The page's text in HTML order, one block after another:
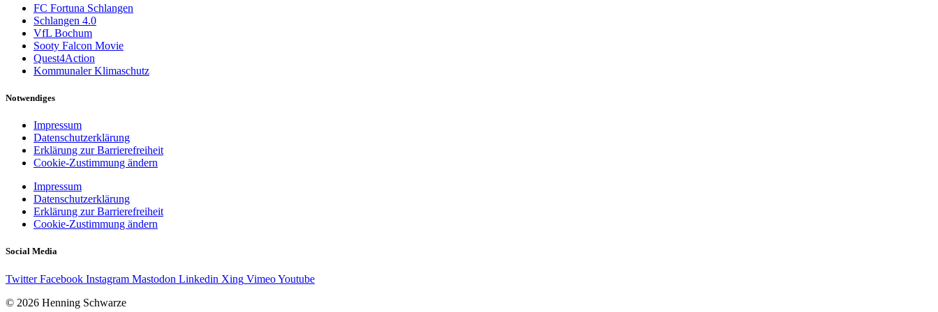
FC Fortuna Schlangen
Schlangen 4.0
VfL Bochum
Sooty Falcon Movie
Quest4Action
Kommunaler Klimaschutz
Notwendiges
Impressum
Datenschutzerklärung
Erklärung zur Barrierefreiheit
Cookie-Zustimmung ändern
Impressum
Datenschutzerklärung
Erklärung zur Barrierefreiheit
Cookie-Zustimmung ändern
Social Media
Twitter Facebook Instagram Mastodon Linkedin Xing VimeoYoutube
© 2026 Henning Schwarze